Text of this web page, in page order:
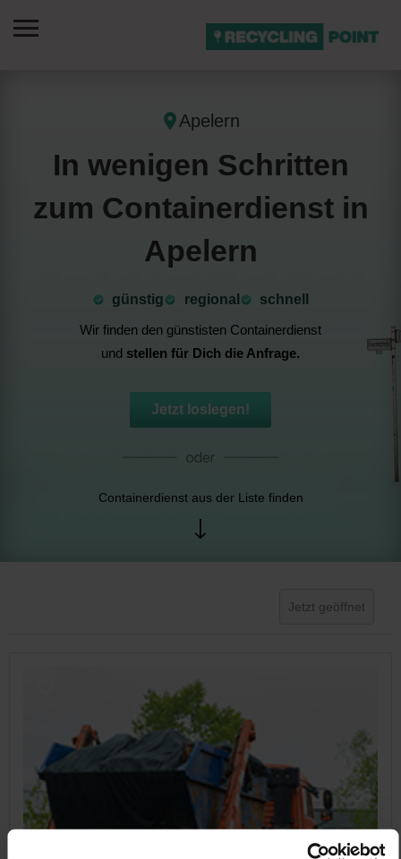
Apelern
In wenigen Schritten
zum Containerdienst in
Apelern
günstig ⁠regional
schnell
Wir finden den günstisten Containerdienst
und stellen für Dich die Anfrage.
Jetzt loslegen!
Containerdienst aus der Liste finden
Jetzt geöffnet